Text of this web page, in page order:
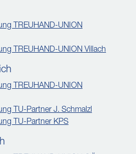
TREUHAND-UNION
TREUHAND-UNION Villach
TREUHAND-UNION
TU-Partner J. Schmalzl
TU-Partner KPS